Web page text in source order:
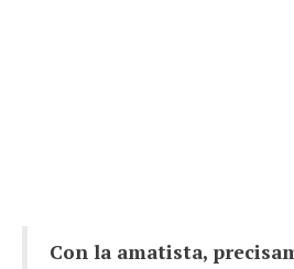
Con la amatista,